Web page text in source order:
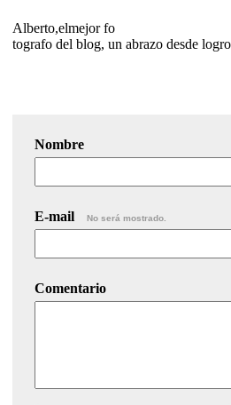
Alberto,elmejor fo
tografo del blog, un abrazo desde
Nombre
E-mail No será mostrado.
Comentario